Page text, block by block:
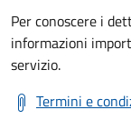
Per conoscere i
informazioni
servizio.
Termini e